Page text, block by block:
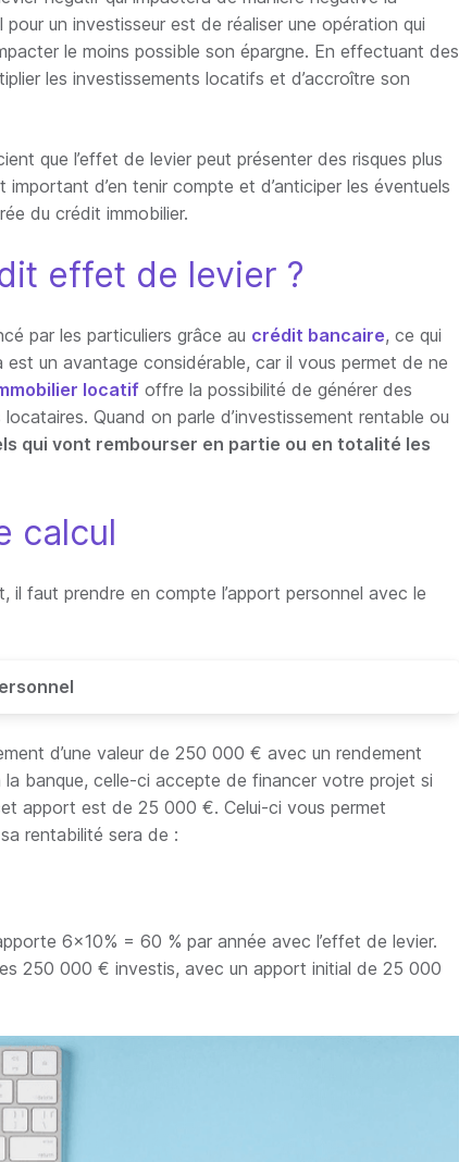
un investisseur est de réaliser une opération qui
le moins possible son épargne. En effectuant des
les investissements locatifs et d’accroître son
que l’effet de levier peut présenter des risques plus
d’en tenir compte et d’anticiper les éventuels
du crédit immobilier.
effet de levier ?
par les particuliers grâce au crédit bancaire, ce qui
est un avantage considérable, car il vous permet de ne
locatif offre la possibilité de générer des
Quand on parle d’investissement rentable ou
qui vont rembourser en partie ou en totalité les
calcul
il faut prendre en compte l’apport personnel avec le
d’une valeur de 250 000 € avec un rendement
banque, celle-ci accepte de financer votre projet si
apport est de 25 000 €. Celui-ci vous permet
rentabilité sera de :
6x10% = 60 % par année avec l’effet de levier.
250 000 € investis, avec un apport initial de 25 000